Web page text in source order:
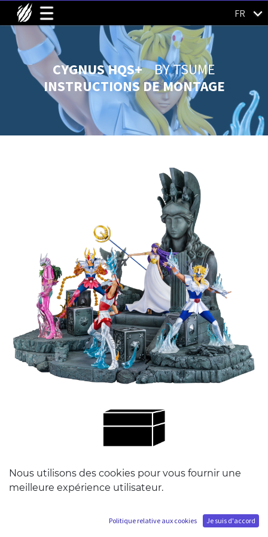
FR
CYGNUS HQS+ BY TSUME
INSTRUCTIONS DE MONTAGE
Instructions de montage
CygnusHQS+version Diorama
Version Diorama
Nous utilisons des cookies pour vous fournir une
meilleure expérience utilisateur.
Politique relative aux cookies Je suis d'accord